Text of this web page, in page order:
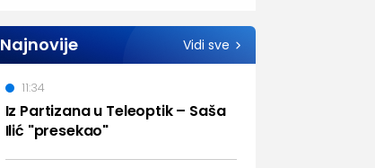
Najnovije Vidi sve
Iz Partizana u Teleoptik – Saša
Ilić "presekao"
11:34